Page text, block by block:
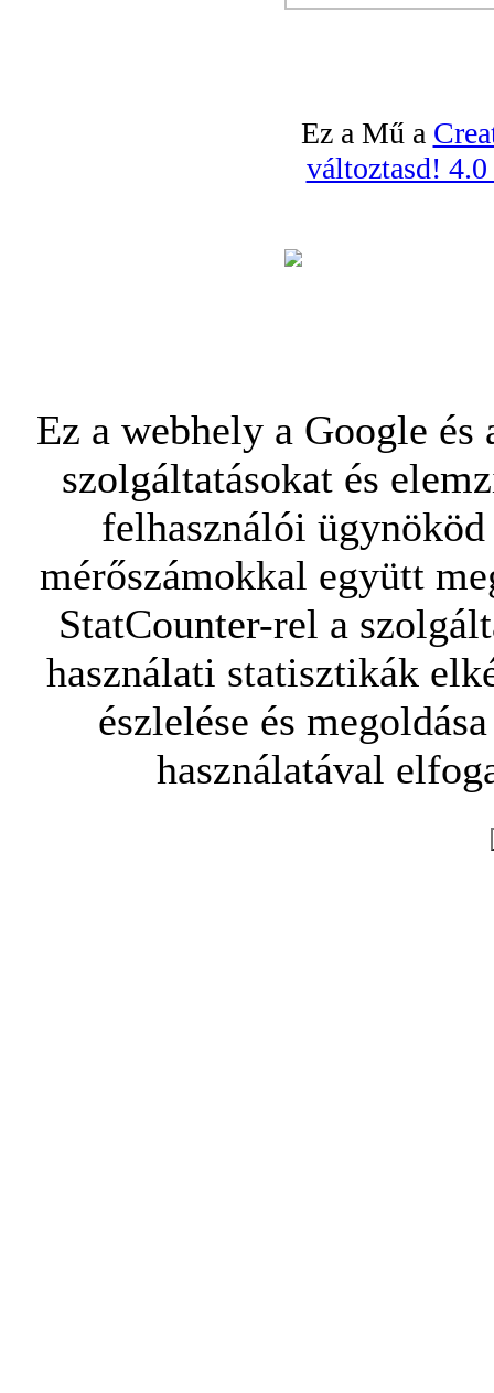
Ez a Mű a
változtasd!
Ez a webhely a Google
szolgáltatásokat és
felhasználói
mérőszámokkal együtt
StatCounter-rel a
használati statisztikák
észlelése és
használatával